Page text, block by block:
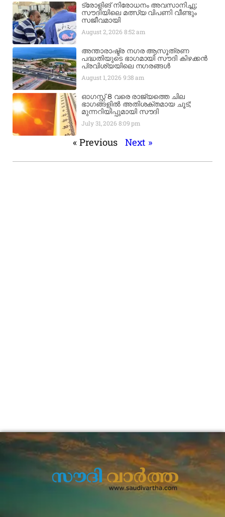
ട്രോളിങ് നിരോധനം അവസാനിച്ചു;
സൗദിയിലെ മത്സ്യ വിപണി വീണ്ടും
സജീവമായി
August 2, 2026 8:52 am
അന്താരാഷ്ട്ര നഗര ആസൂത്രണ
പദ്ധതിയുടെ ഭാഗമായി സൗദി കിഴക്കൻ
പ്രവിശ്യയിലെ നഗരങ്ങൾ
August 1, 2026 9:38 am
ഓഗസ്റ്റ് 8 വരെ രാജ്യത്തെ ചില
ഭാഗങ്ങളിൽ അതിശക്തമായ ചൂട്;
മുന്നറിയിപ്പുമായി സൗദി
July 31, 2026 8:09 pm
« Previous Next »